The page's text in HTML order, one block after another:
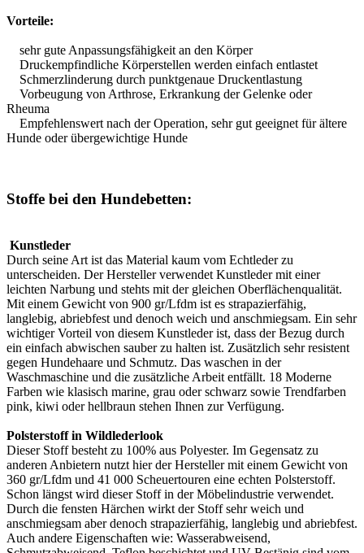
Vorteile:
sehr gute Anpassungsfähigkeit an den Körper
Druckempfindliche Körperstellen werden einfach entlastet
Schmerzlinderung durch punktgenaue Druckentlastung
Vorbeugung von Arthrose, Erkrankung der Gelenke oder
Rheuma
Empfehlenswert nach der Operation, sehr gut geeignet für ältere
Hunde oder übergewichtige Hunde
Stoffe bei den Hundebetten:
Kunstleder
Durch seine Art ist das Material kaum vom Echtleder zu
unterscheiden. Der Hersteller verwendet Kunstleder mit einer
leichten Narbung und stehts mit der gleichen Oberflächenqualität.
Mit einem Gewicht von 900 gr/Lfdm ist es strapazierfähig,
langlebig, abriebfest und denoch weich und anschmiegsam. Ein sehr
wichtiger Vorteil von diesem Kunstleder ist, dass der Bezug durch
ein einfach abwischen sauber zu halten ist. Zusätzlich sehr resistent
gegen Hundehaare und Schmutz. Das waschen in der
Waschmaschine und die zusätzliche Arbeit entfällt. 18 Moderne
Farben wie klasisch marine, grau oder schwarz sowie Trendfarben
pink, kiwi oder hellbraun stehen Ihnen zur Verfügung.
Polsterstoff in Wildlederlook
Dieser Stoff besteht zu 100% aus Polyester. Im Gegensatz zu
anderen Anbietern nutzt hier der Hersteller mit einem Gewicht von
360 gr/Lfdm und 41 000 Scheuertouren eine echten Polsterstoff.
Schon längst wird dieser Stoff in der Möbelindustrie verwendet.
Durch die fensten Härchen wirkt der Stoff sehr weich und
anschmiegsam aber denoch strapazierfähig, langlebig und abriebfest.
Auch andere Eigenschaften wie: Wasserabweisend,